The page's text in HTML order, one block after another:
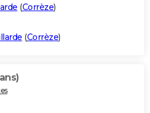
(Corrèze)
(Corrèze)